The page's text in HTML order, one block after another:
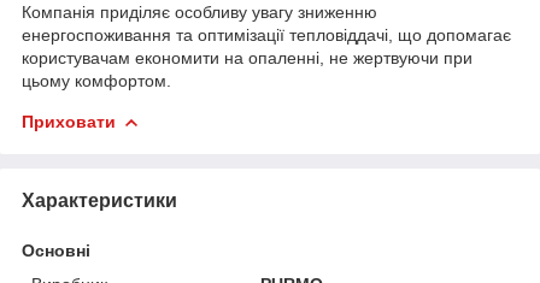
Компанія приділяє особливу увагу зниженню
енергоспоживання та оптимізації тепловіддачі, що допомагає
користувачам економити на опаленні, не жертвуючи при
цьому комфортом.
Приховати
Характеристики
Основні